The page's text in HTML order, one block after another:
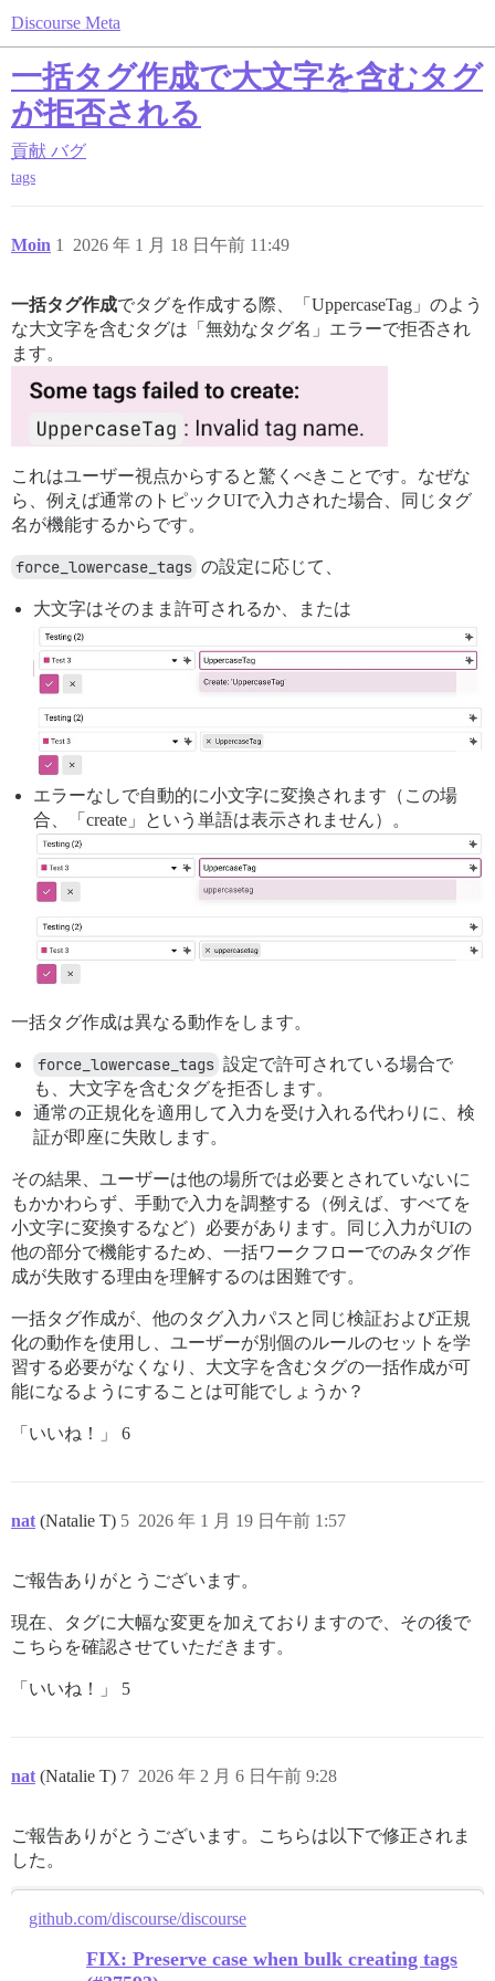
Discourse Meta
一括タグ作成で大文字を含むタグ
が拒否される
貢献 バグ
tags
Moin 2026 年 1 月 18 日午前 11:49
1
一括タグ作成でタグを作成する際、「UppercaseTag」のよう
な大文字を含むタグは「無効なタグ名」エラーで拒否され
ます。
これはユーザー視点からすると驚くべきことです。なぜな
ら、例えば通常のトピックUIで入力された場合、同じタグ
名が機能するからです。
force_lowercase_tags の設定に応じて、
大文字はそのまま許可されるか、または
エラーなしで自動的に小文字に変換されます（この場
合、「create」という単語は表示されません）。
一括タグ作成は異なる動作をします。
force_lowercase_tags 設定で許可されている場合で
も、大文字を含むタグを拒否します。
通常の正規化を適用して入力を受け入れる代わりに、検
証が即座に失敗します。
その結果、ユーザーは他の場所では必要とされていないに
もかかわらず、手動で入力を調整する（例えば、すべてを
小文字に変換するなど）必要があります。同じ入力がUIの
他の部分で機能するため、一括ワークフローでのみタグ作
成が失敗する理由を理解するのは困難です。
一括タグ作成が、他のタグ入力パスと同じ検証および正規
化の動作を使用し、ユーザーが別個のルールのセットを学
習する必要がなくなり、大文字を含むタグの一括作成が可
能になるようにすることは可能でしょうか？
「いいね！」 6
nat (Natalie T) 2026 年 1 月 19 日午前 1:57
5
ご報告ありがとうございます。
現在、タグに大幅な変更を加えておりますので、その後で
こちらを確認させていただきます。
「いいね！」 5
nat (Natalie T) 2026 年 2 月 6 日午前 9:28
7
ご報告ありがとうございます。こちらは以下で修正されま
した。
github.com/discourse/discourse
FIX: Preserve case when bulk creating tags